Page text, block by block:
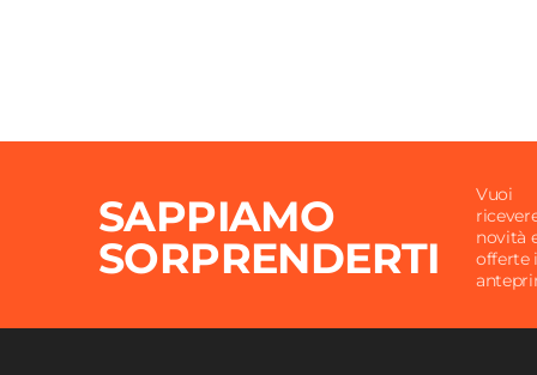
SAPPIAMO
SORPRENDERTI
Vuoi
novità
offerte